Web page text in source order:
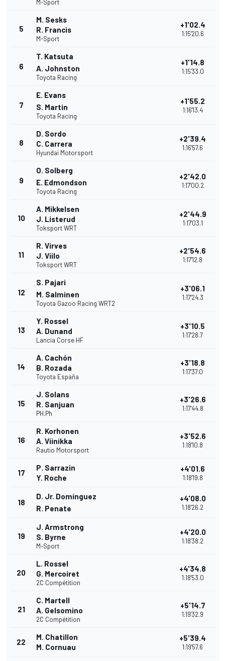
M-Sport
5
M. Sesks
R. Francis
M-Sport
+1'02.4
1:15'20.6
6
T. Katsuta
A. Johnston
Toyota Racing
+1'14.8
1:15'33.0
7
E. Evans
S. Martin
Toyota Racing
+1'55.2
1:16'13.4
8
D. Sordo
C. Carrera
Hyundai Motorsport
+2'39.4
1:16'57.6
9
O. Solberg
E. Edmondson
Toyota Racing
+2'42.0
1:17'00.2
10
A. Mikkelsen
J. Listerud
Toksport WRT
+2'44.9
1:17'03.1
11
R. Virves
J. Viilo
Toksport WRT
+2'54.6
1:17'12.8
12
S. Pajari
M. Salminen
Toyota Gazoo Racing WRT2
+3'06.1
1:17'24.3
13
Y. Rossel
A. Dunand
Lancia Corse HF
+3'10.5
1:17'28.7
14
A. Cachón
B. Rozada
Toyota España
+3'18.8
1:17'37.0
15
J. Solans
R. Sanjuan
PH.Ph
+3'26.6
1:17'44.8
16
R. Korhonen
A. Viinikka
Rautio Motorsport
+3'52.6
1:18'10.8
17
P. Sarrazin
Y. Roche
+4'01.6
1:18'19.8
18
D. Jr. Dominguez
R. Penate
+4'08.0
1:18'26.2
19
J. Armstrong
S. Byrne
M-Sport
+4'20.0
1:18'38.2
20
L. Rossel
G. Mercoiret
2C Compétition
+4'34.8
1:18'53.0
21
C. Martell
A. Gelsomino
2C Compétition
+5'14.7
1:19'32.9
22
M. Chatillon
M. Cornuau
+5'39.4
1:19'57.6